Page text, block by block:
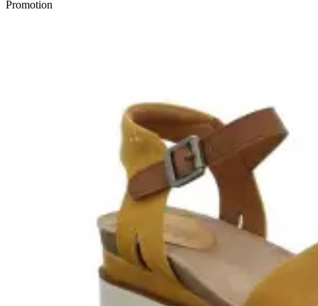
Promotion